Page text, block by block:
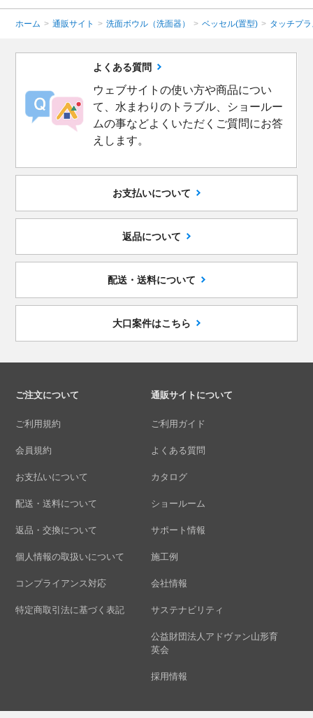
ホーム > 通販サイト > 洗面ボウル（洗面器） > ベッセル(置型) > タッチプ
よくある質問
ウェブサイトの使い方や商品につい
て、水まわりのトラブル、ショールー
ムの事などよくいただくご質問にお答
えします。
お支払いについて
返品について
配送・送料について
大口案件はこちら
ご注文について
ご利用規約
会員規約
お支払いについて
配送・送料について
返品・交換について
個人情報の取扱いについて
コンプライアンス対応
特定商取引法に基づく表記
通販サイトについて
ご利用ガイド
よくある質問
カタログ
ショールーム
サポート情報
施工例
会社情報
サステナビリティ
公益財団法人アドヴァン山形育
英会
採用情報